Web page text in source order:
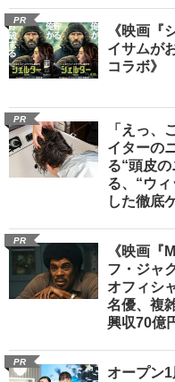
PR
《映画『
イサムが
コラボ》
PR
「えっ、
イターの
る“頭皮
る、“ウ
した徹底
PR
《映画『
フ・ジャ
オフィシ
名優、複
興収70億
PR
オープン